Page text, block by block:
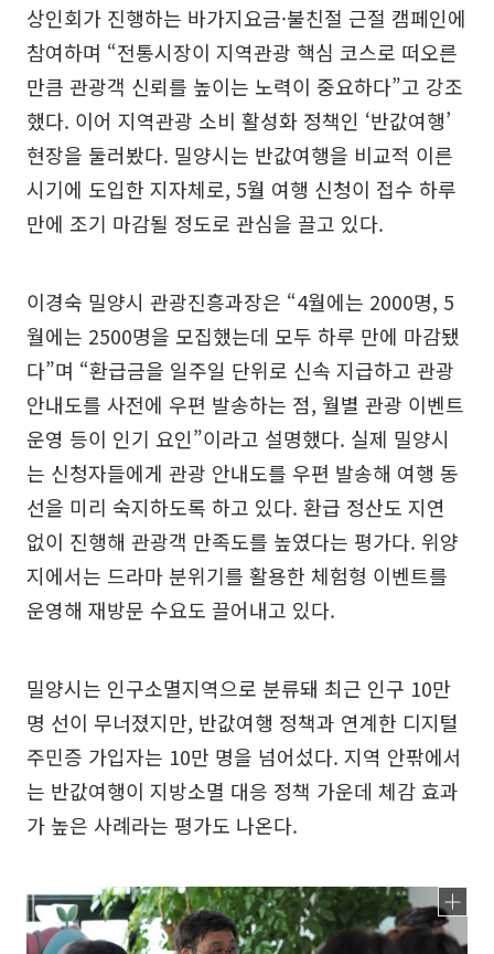
상인회가 진행하는 바가지요금·불친절 근절 캠페인에
참여하며 “전통시장이 지역관광 핵심 코스로 떠오른
만큼 관광객 신뢰를 높이는 노력이 중요하다”고 강조
했다. 이어 지역관광 소비 활성화 정책인 ‘반값여행’
현장을 둘러봤다. 밀양시는 반값여행을 비교적 이른
시기에 도입한 지자체로, 5월 여행 신청이 접수 하루
만에 조기 마감될 정도로 관심을 끌고 있다.
이경숙 밀양시 관광진흥과장은 “4월에는 2000명, 5
월에는 2500명을 모집했는데 모두 하루 만에 마감됐
다”며 “환급금을 일주일 단위로 신속 지급하고 관광
안내도를 사전에 우편 발송하는 점, 월별 관광 이벤트
운영 등이 인기 요인”이라고 설명했다. 실제 밀양시
는 신청자들에게 관광 안내도를 우편 발송해 여행 동
선을 미리 숙지하도록 하고 있다. 환급 정산도 지연
없이 진행해 관광객 만족도를 높였다는 평가다. 위양
지에서는 드라마 분위기를 활용한 체험형 이벤트를
운영해 재방문 수요도 끌어내고 있다.
밀양시는 인구소멸지역으로 분류돼 최근 인구 10만
명 선이 무너졌지만, 반값여행 정책과 연계한 디지털
주민증 가입자는 10만 명을 넘어섰다. 지역 안팎에서
는 반값여행이 지방소멸 대응 정책 가운데 체감 효과
가 높은 사례라는 평가도 나온다.